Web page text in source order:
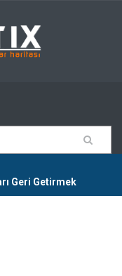
Geri Getirmek